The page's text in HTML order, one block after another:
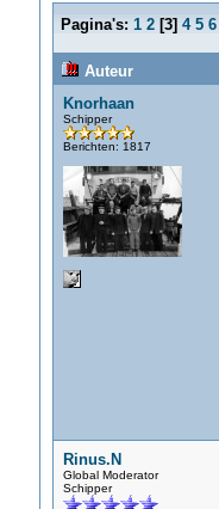
Pagina's: 1 2[3] 4 5 6
Auteur
Knorhaan
Schipper
Berichten: 1817
Rinus.N
Global Moderator
Schipper